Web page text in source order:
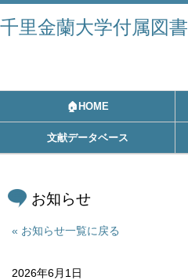
千里金蘭大学付属図
🏠HOME
文献データベース
お知らせ
お知らせ一覧に戻る
2026年6月1日